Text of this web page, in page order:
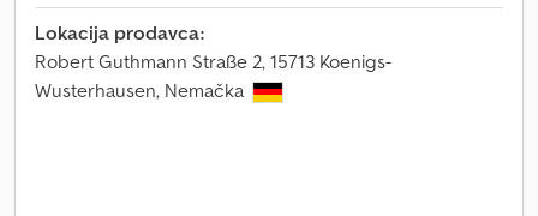
Lokacija prodavca:
Robert Guthmann Straße 2, 15713 Koenigs-
Wusterhausen, Nemačka